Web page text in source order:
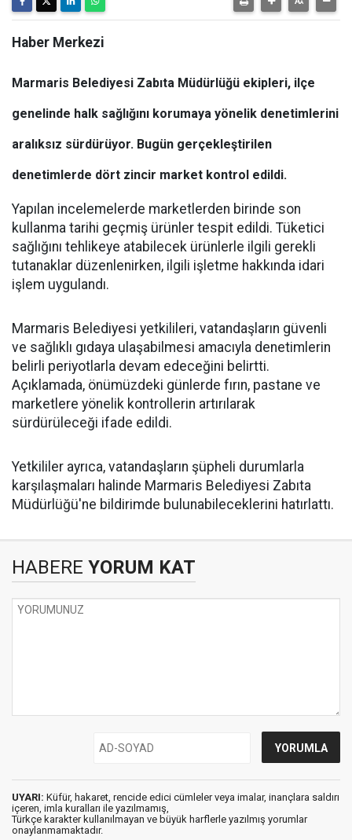
Haber Merkezi
Marmaris Belediyesi Zabıta Müdürlüğü ekipleri, ilçe
genelinde halk sağlığını korumaya yönelik denetimlerini
aralıksız sürdürüyor. Bugün gerçekleştirilen
denetimlerde dört zincir market kontrol edildi.
Yapılan incelemelerde marketlerden birinde son
kullanma tarihi geçmiş ürünler tespit edildi. Tüketici
sağlığını tehlikeye atabilecek ürünlerle ilgili gerekli
tutanaklar düzenlenirken, ilgili işletme hakkında idari
işlem uygulandı.
Marmaris Belediyesi yetkilileri, vatandaşların güvenli
ve sağlıklı gıdaya ulaşabilmesi amacıyla denetimlerin
belirli periyotlarla devam edeceğini belirtti.
Açıklamada, önümüzdeki günlerde fırın, pastane ve
marketlere yönelik kontrollerin artırılarak
sürdürüleceği ifade edildi.
Yetkililer ayrıca, vatandaşların şüpheli durumlarla
karşılaşmaları halinde Marmaris Belediyesi Zabıta
Müdürlüğü'ne bildirimde bulunabileceklerini hatırlattı.
HABERE YORUM KAT
UYARI: Küfür, hakaret, rencide edici cümleler veya imalar, inançlara saldırı
içeren, imla kuralları ile yazılmamış,
Türkçe karakter kullanılmayan ve büyük harflerle yazılmış yorumlar
onaylanmamaktadır.